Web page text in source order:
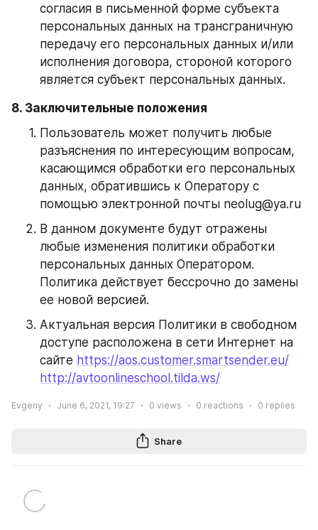
согласия в письменной форме субъекта
персональных данных на трансграничную
передачу его персональных данных и/или
исполнения договора, стороной которого
является субъект персональных данных.
8. Заключительные положения
Пользователь может получить любые
разъяснения по интересующим вопросам,
касающимся обработки его персональных
данных, обратившись к Оператору с
помощью электронной почты neolug@ya.ru
В данном документе будут отражены
любые изменения политики обработки
персональных данных Оператором.
Политика действует бессрочно до замены
ее новой версией.
Актуальная версия Политики в свободном
доступе расположена в сети Интернет на
сайте https://aos.customer.smartsender.eu/
http://avtoonlineschool.tilda.ws/
Evgeny June 6, 2021, 19:27 0 views 0 reactions 0 replies
Share